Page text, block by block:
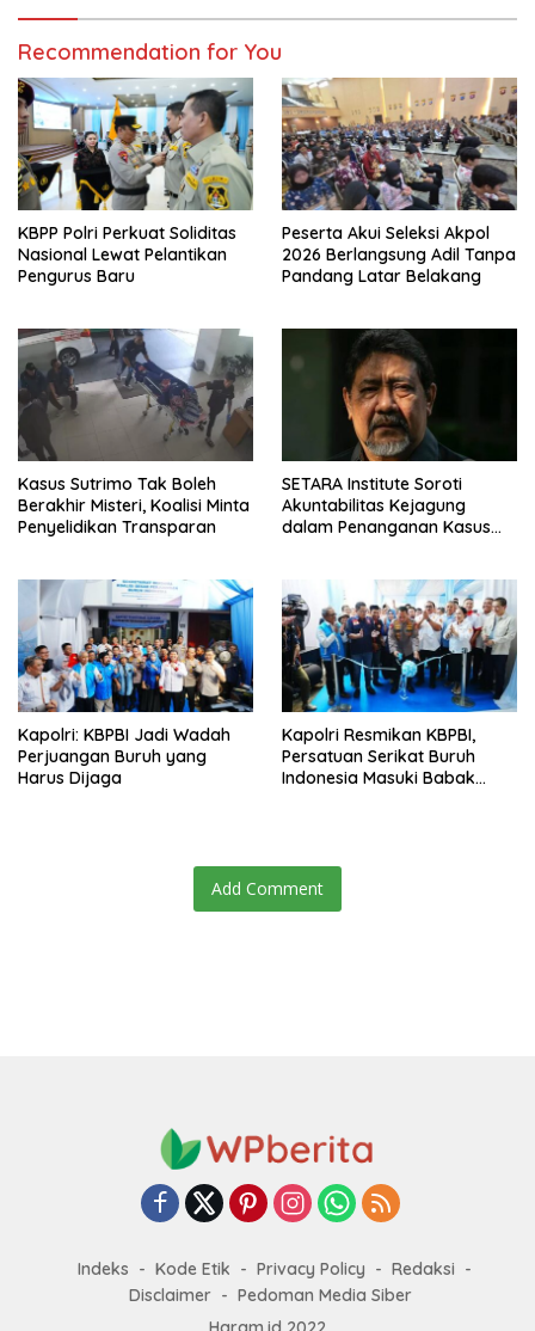
Recommendation for You
KBPP Polri Perkuat Soliditas
Nasional Lewat Pelantikan
Pengurus Baru
Peserta Akui Seleksi Akpol
2026 Berlangsung Adil Tanpa
Pandang Latar Belakang
Kasus Sutrimo Tak Boleh
Berakhir Misteri, Koalisi Minta
Penyelidikan Transparan
SETARA Institute Soroti
Akuntabilitas Kejagung
dalam Penanganan Kasus
Kapolri: KBPBI Jadi Wadah
Perjuangan Buruh yang
Harus Dijaga
Kapolri Resmikan KBPBI,
Persatuan Serikat Buruh
Indonesia Masuki Babak
Add Comment
Indeks Kode Etik Privacy Policy
Redaksi
Disclaimer
Pedoman Media Siber